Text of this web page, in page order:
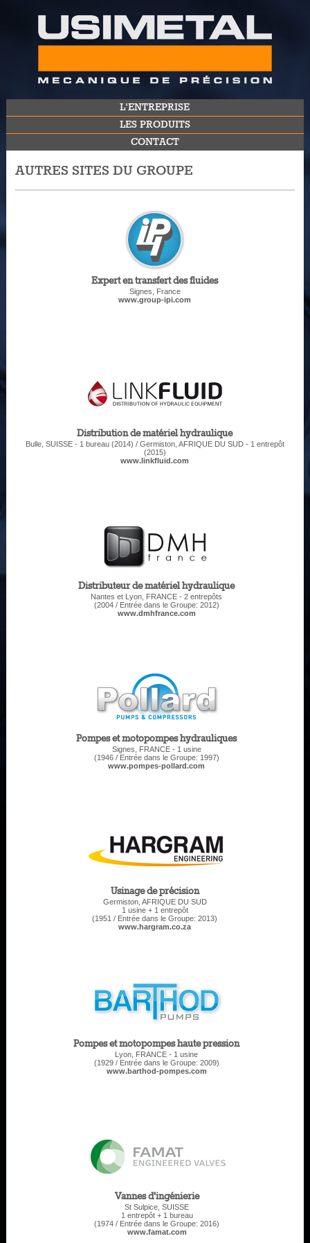
L'ENTREPRISE
LES PRODUITS
CONTACT
AUTRES SITES DU GROUPE
Expert en transfert des fluides
Signes, France
www.group-ipi.com
Distribution de matériel hydraulique
Bulle, SUISSE - 1 bureau (2014) / Germiston, AFRIQUE DU SUD - 1 entrepôt
(2015)
www.linkfluid.com
Distributeur de matériel hydraulique
Nantes et Lyon, FRANCE - 2 entrepôts
(2004 / Entrée dans le Groupe: 2012)
www.dmhfrance.com
Pompes et motopompes hydrauliques
Signes, FRANCE - 1 usine
(1946 / Entrée dans le Groupe: 1997)
www.pompes-pollard.com
Usinage de précision
Germiston, AFRIQUE DU SUD
1 usine + 1 entrepôt
(1951 / Entrée dans le Groupe: 2013)
www.hargram.co.za
Pompes et motopompes haute pression
Lyon, FRANCE - 1 usine
(1929 / Entrée dans le Groupe: 2009)
www.barthod-pompes.com
Vannes d'ingénierie
St Sulpice, SUISSE
1 entrepôt + 1 bureau
(1974 / Entrée dans le Groupe: 2016)
www.famat.com